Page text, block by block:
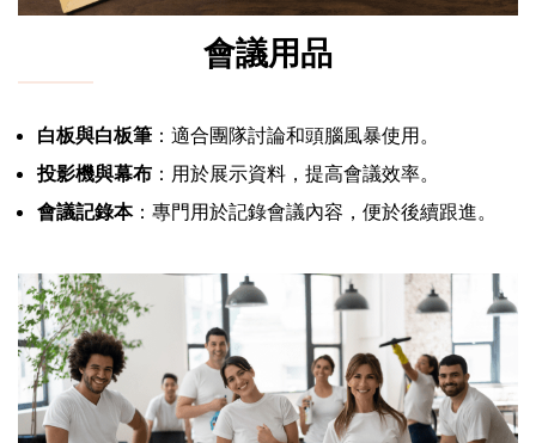
會議用品
白板與白板筆 ：適合團隊討論和頭腦風暴使用。
投影機與幕布 ：用於展示資料，提高會議效率。
會議記錄本：專門用於記錄會議內容，便於後續跟進。